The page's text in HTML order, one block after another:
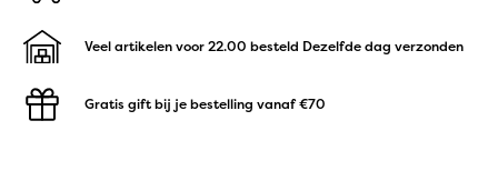
Veel artikelen voor 22.00 besteld Dezelfde dag verzonden
Gratis gift bij je bestelling vanaf €70